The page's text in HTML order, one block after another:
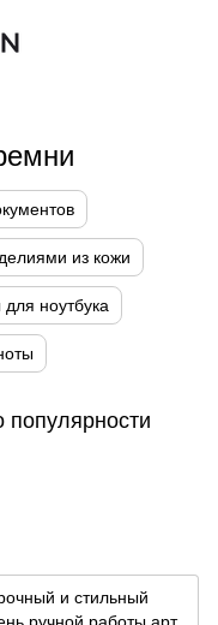
из кожи
ноутбука
популярности